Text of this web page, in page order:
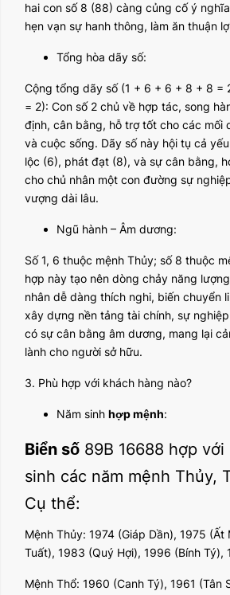
hai con số 8 (88) càng củng cố ý
hẹn vạn sự hanh thông, làm ăn thuận
Tổng hòa dãy số:
Cộng tổng dãy số (1 + 6 + 6 + 8 + 8 =
= 2): Con số 2 chủ về hợp tác, song
định, cân bằng, hỗ trợ tốt cho các mối
và cuộc sống. Dãy số này hội tụ cả
lộc (6), phát đạt (8), và sự cân bằng,
cho chủ nhân một con đường sự
vượng dài lâu.
Ngũ hành – Âm dương:
Số 1, 6 thuộc mệnh Thủy; số 8 thuộc
hợp này tạo nên dòng chảy năng
nhân dễ dàng thích nghi, biến chuyển
xây dựng nền tảng tài chính, sự
có sự cân bằng âm dương, mang lại
lành cho người sở hữu.
3. Phù hợp với khách hàng nào?
Năm sinh hợp mệnh:
Biển số 89B 16688 hợp
sinh các năm mệnh Thủy,
Cụ thể:
Mệnh Thủy: 1974 (Giáp Dần), 1975 (Ất
Tuất), 1983 (Quý Hợi), 1996 (Bính Tý),
Mệnh Thổ: 1960 (Canh Tý), 1961 (Tân